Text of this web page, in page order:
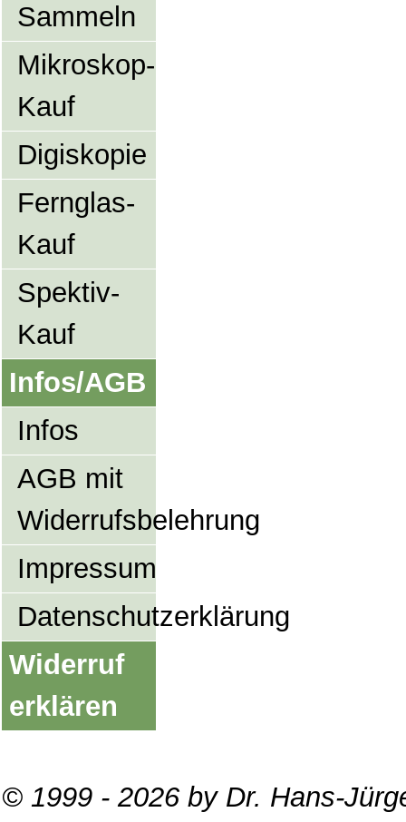
Sammeln
Mikroskop-
Kauf
Digiskopie
Fernglas-
Kauf
Spektiv-
Kauf
Infos/AGB
Infos
AGB mit
Widerrufsbelehrung
Impressum
Datenschutzerklärung
Widerruf
erklären
© 1999 - 2026 by Dr. Hans-